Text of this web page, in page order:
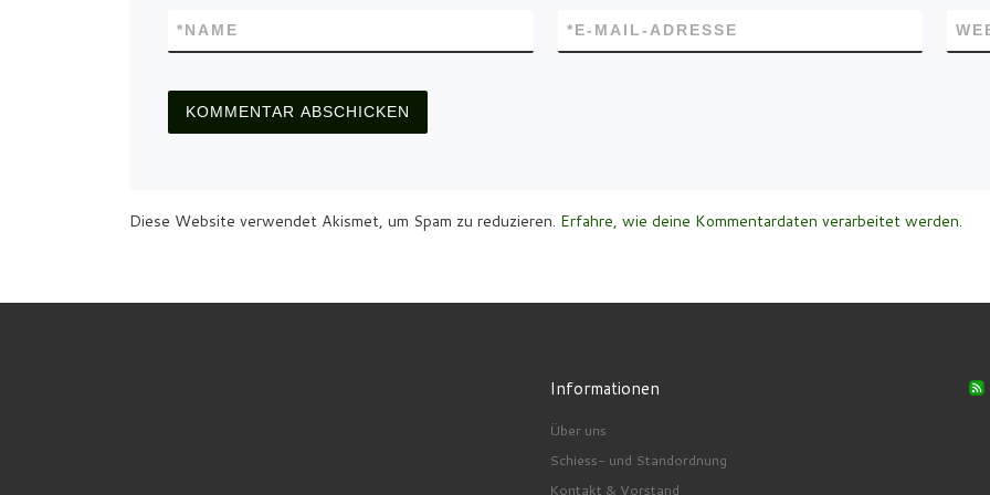
NAME
* E-MAIL-ADRESSE
*
Diese Website verwendet Akismet, um Spam zu reduzieren. Erfahre, wie deine Kommentardaten verarbeitet werden.
Informationen
Über uns
Schiess- und Standordnung
Kontakt & Vorstand